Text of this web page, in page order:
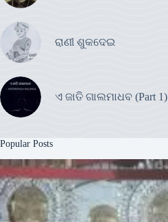
ରାଣୀ ଶୁକଦେଇ
ଏ ଜାତି ଗାଲମାଧବ (Part 1)
Popular Posts